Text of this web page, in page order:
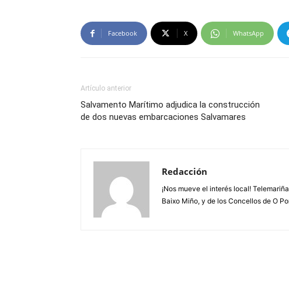
Facebook X WhatsApp
Artículo anterior
Salvamento Marítimo adjudica la construcción
de dos nuevas embarcaciones Salvamares
Redacción
¡Nos mueve el interés local!
Baixo Miño, y de los Concellos de O